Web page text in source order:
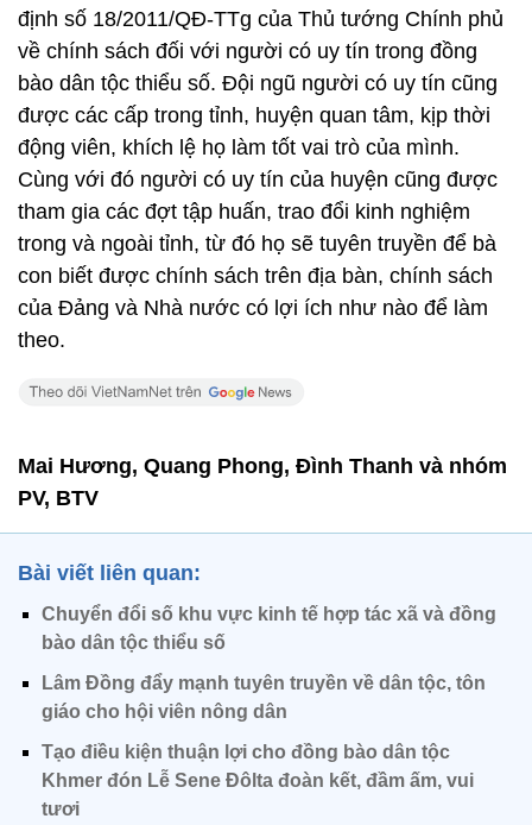
định số 18/2011/QĐ-TTg của Thủ tướng Chính phủ
về chính sách đối với người có uy tín trong đồng
bào dân tộc thiểu số. Đội ngũ người có uy tín cũng
được các cấp trong tỉnh, huyện quan tâm, kịp thời
động viên, khích lệ họ làm tốt vai trò của mình.
Cùng với đó người có uy tín của huyện cũng được
tham gia các đợt tập huấn, trao đổi kinh nghiệm
trong và ngoài tỉnh, từ đó họ sẽ tuyên truyền để bà
con biết được chính sách trên địa bàn, chính sách
của Đảng và Nhà nước có lợi ích như nào để làm
theo.
Mai Hương, Quang Phong, Đình Thanh và nhóm
PV, BTV
Bài viết liên quan:
Chuyển đổi số khu vực kinh tế hợp tác xã và đồng
bào dân tộc thiểu số
Lâm Đồng đẩy mạnh tuyên truyền về dân tộc, tôn
giáo cho hội viên nông dân
Tạo điều kiện thuận lợi cho đồng bào dân tộc
Khmer đón Lễ Sene Đôlta đoàn kết, đầm ấm, vui
tươi